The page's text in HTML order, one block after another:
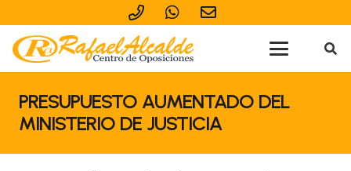
PRESUPUESTO AUMENTADO DEL
MINISTERIO DE JUSTICIA